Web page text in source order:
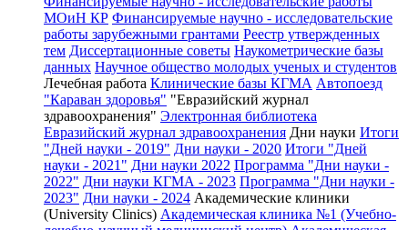
МОиН КР Финансируемые научно - исследовательские
работы зарубежными грантами Реестр утвержденных
тем Диссертационные советы Наукометрические базы
данных Научное общество молодых ученых и студентов
Лечебная работа Клинические базы КГМА Автопоезд
"Караван здоровья" "Евразийский журнал
здравоохранения" Электронная библиотека
Евразийский журнал здравоохранения Дни науки Итоги
"Дней науки - 2019" Дни науки - 2020 Итоги "Дней
науки - 2021" Дни науки 2022 Программа "Дни науки -
2022" Дни науки КГМА - 2023 Программа "Дни науки -
2023" Дни науки - 2024 Академические клиники
(University Clinics) Академическая клиника №1 (Учебно-